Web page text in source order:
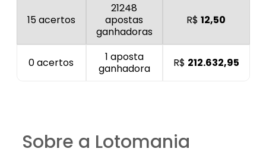
15 acertos
21248
apostas
ganhadoras
R$ 12,50
0 acertos
1 aposta
ganhadora
R$ 212.632,95
Sobre a Lotomania